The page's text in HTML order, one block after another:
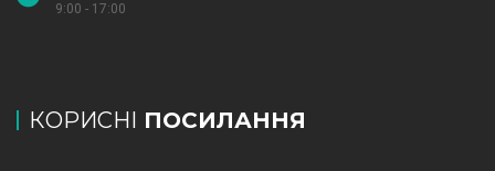
9:00 - 17:00
КОРИСНІ ПОСИЛАННЯ